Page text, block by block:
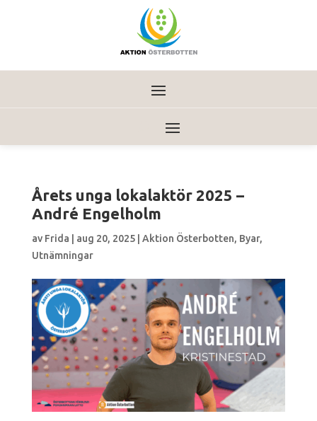
Årets unga lokalaktör 2025 –
André Engelholm
av Frida aug 20, 2025| Aktion Österbotten, Byar,
Utnämningar